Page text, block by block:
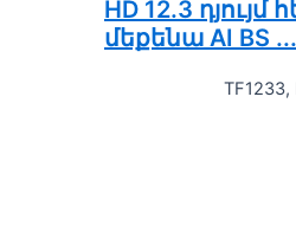
HD 12.3
մեքենա AI BS ...
TF1233,